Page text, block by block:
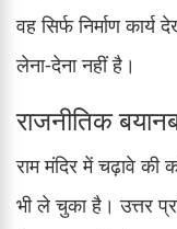
वह सिर्फ निर्माण
लेना-देना नहीं है।
राजनीतिक
राम मंदिर में चढ़ावे की
भी ले चुका है। उत्तर